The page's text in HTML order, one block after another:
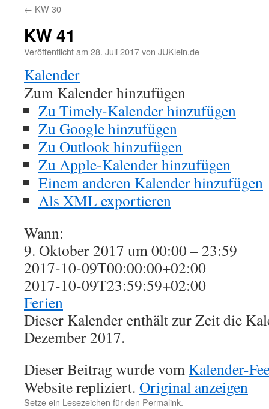
← KW 30
KW 41
Veröffentlicht am 28. Juli 2017von JUKlein.de
Kalender
Zum Kalender hinzufügen
Zu Timely-Kalender hinzufügen
Zu Google hinzufügen
Zu Outlook hinzufügen
Zu Apple-Kalender hinzufügen
Einem anderen Kalender hinzufügen
Als XML exportieren
Wann:
9. Oktober 2017 um 00:00 – 23:59
2017-10-09T00:00:00+02:00
2017-10-09T23:59:59+02:00
Ferien
Dieser Kalender enthält zur Zeit die
Dezember 2017.
Dieser Beitrag wurde vom Kalender-
Website repliziert. Original anzeigen
Setze ein Lesezeichen für den Permalink.